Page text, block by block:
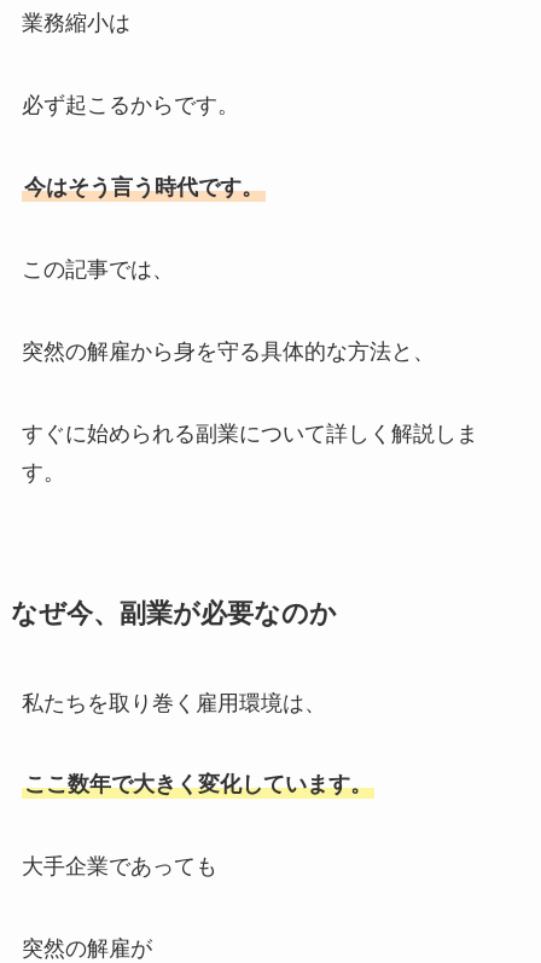
業務縮小は
必ず起こるからです。
今はそう言う時代です。
この記事では、
突然の解雇から身を守る具体的な方法と、
すぐに始められる副業について詳しく解説しま
す。
なぜ今、副業が必要なのか
私たちを取り巻く雇用環境は、
ここ数年で大きく変化しています。
大手企業であっても
突然の解雇が